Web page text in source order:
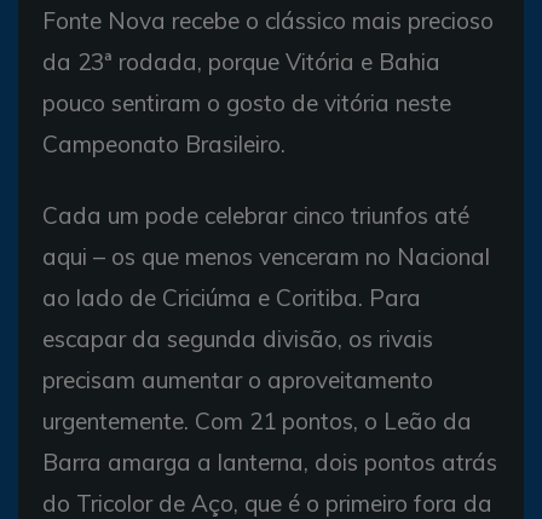
Fonte Nova recebe o clássico mais precioso
da 23ª rodada, porque Vitória e Bahia
pouco sentiram o gosto de vitória neste
Campeonato Brasileiro.
Cada um pode celebrar cinco triunfos até
aqui – os que menos venceram no Nacional
ao lado de Criciúma e Coritiba. Para
escapar da segunda divisão, os rivais
precisam aumentar o aproveitamento
urgentemente. Com 21 pontos, o Leão da
Barra amarga a lanterna, dois pontos atrás
do Tricolor de Aço, que é o primeiro fora da